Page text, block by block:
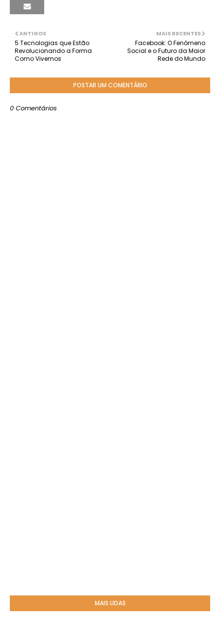
MAIS RECENTES
Facebook: O Fenômeno
Social e o Futuro da Maior
Rede do Mundo
ANTIGOS
5 Tecnologias que Estão
Revolucionando a Forma
Como Vivemos
POSTAR UM COMENTÁRIO
0 Comentários
MAIS LIDAS